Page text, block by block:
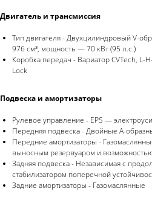
Двигатель и трансмиссия
Тип двигателя - Двухцилиндровый V-
976 см³, мощность — 70 кВт (95 л.с.)
Коробка передач - Вариатор CVTech, L-
Lock
Подвеска и амортизаторы
Рулевое управление - EPS —
Передняя подвеска - Двойные А-
Передние амортизаторы -
выносным резервуаром и
Задняя подвеска - Независимая с
стабилизатором поперечной
Задние амортизаторы - Газомаслянные